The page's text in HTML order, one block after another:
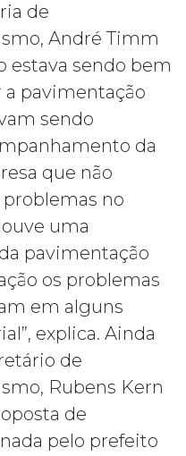
de
André Timm
estava sendo bem
a pavimentação
sendo
da
que não
no
uma
pavimentação
os problemas
em alguns
explica. Ainda
de
Rubens Kern
de
pelo prefeito